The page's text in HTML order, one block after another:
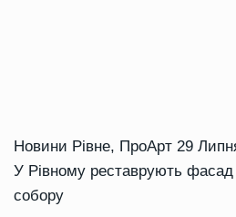
Новини Рівне, ПроАрт 29
У Рівному реставрують фасад
собору